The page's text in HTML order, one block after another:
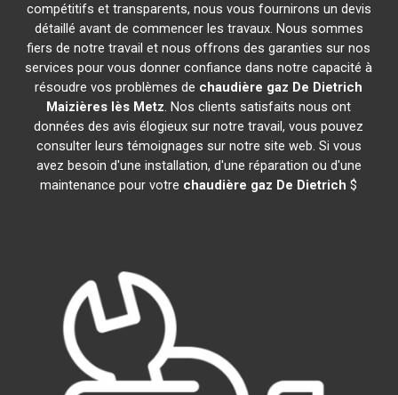
compétitifs et transparents, nous vous fournirons un devis
détaillé avant de commencer les travaux. Nous sommes
fiers de notre travail et nous offrons des garanties sur nos
services pour vous donner confiance dans notre capacité à
résoudre vos problèmes de chaudière gaz De Dietrich
Maizières lès Metz. Nos clients satisfaits nous ont
données des avis élogieux sur notre travail, vous pouvez
consulter leurs témoignages sur notre site web. Si vous
avez besoin d'une installation, d'une réparation ou d'une
maintenance pour votre chaudière gaz De Dietrich $